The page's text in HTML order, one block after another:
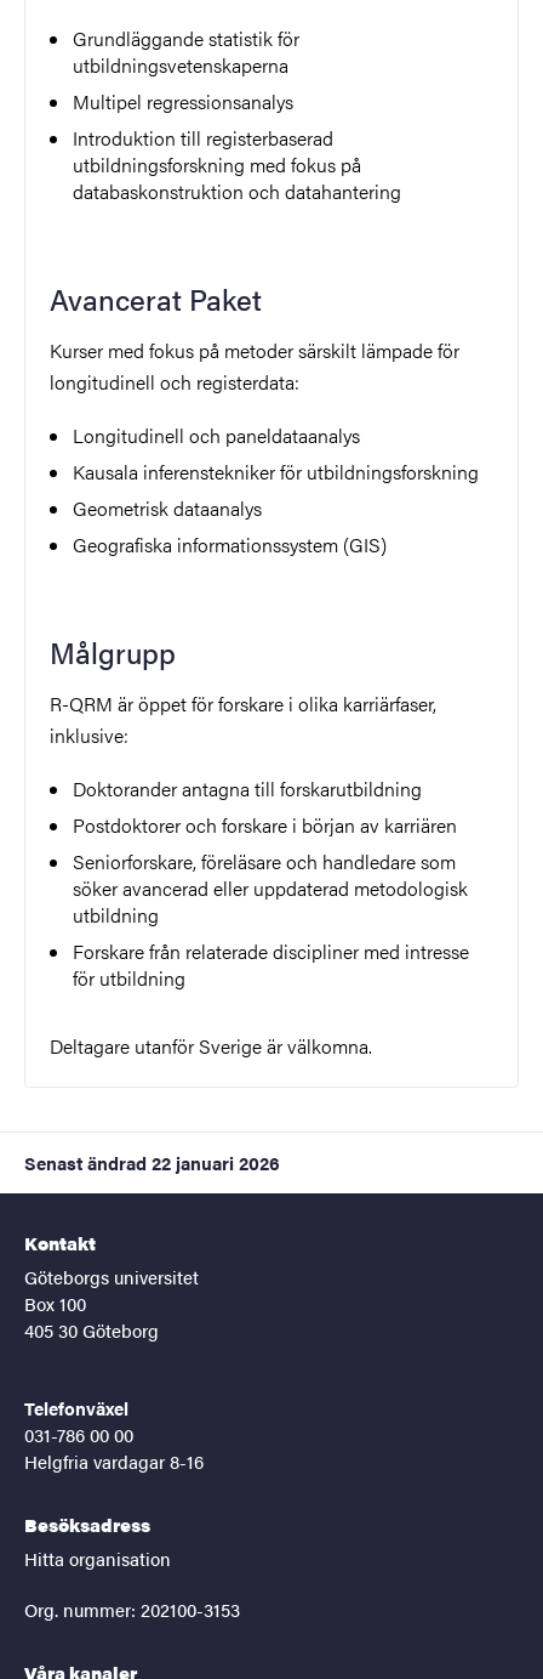
Grundläggande statistik för
utbildningsvetenskaperna
Multipel regressionsanalys
Introduktion till registerbaserad
utbildningsforskning med fokus på
databaskonstruktion och datahantering
Avancerat Paket
Kurser med fokus på metoder särskilt lämpade för
longitudinell och registerdata:
Longitudinell och paneldataanalys
Kausala inferenstekniker för utbildningsforskning
Geometrisk dataanalys
Geografiska informationssystem (GIS)
Målgrupp
R-QRM är öppet för forskare i olika karriärfaser,
inklusive:
Doktorander antagna till forskarutbildning
Postdoktorer och forskare i början av karriären
Seniorforskare, föreläsare och handledare som
söker avancerad eller uppdaterad metodologisk
utbildning
Forskare från relaterade discipliner med intresse
för utbildning
Deltagare utanför Sverige är välkomna.
Senast ändrad 22 januari 2026
Kontakt
Göteborgs universitet
Box 100
405 30 Göteborg
Telefonväxel
031-786 00 00
Helgfria vardagar 8-16
Besöksadress
Hitta organisation
Org. nummer: 202100-3153
Våra kanaler